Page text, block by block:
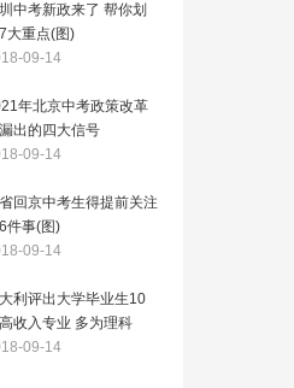
中考新政来了 帮你划
大重点(图)
09-14
年北京中考政策改革
出的四大信号
09-14
回京中考生得提前关注
件事(图)
09-14
利评出大学毕业生10
收入专业 多为理科
09-14